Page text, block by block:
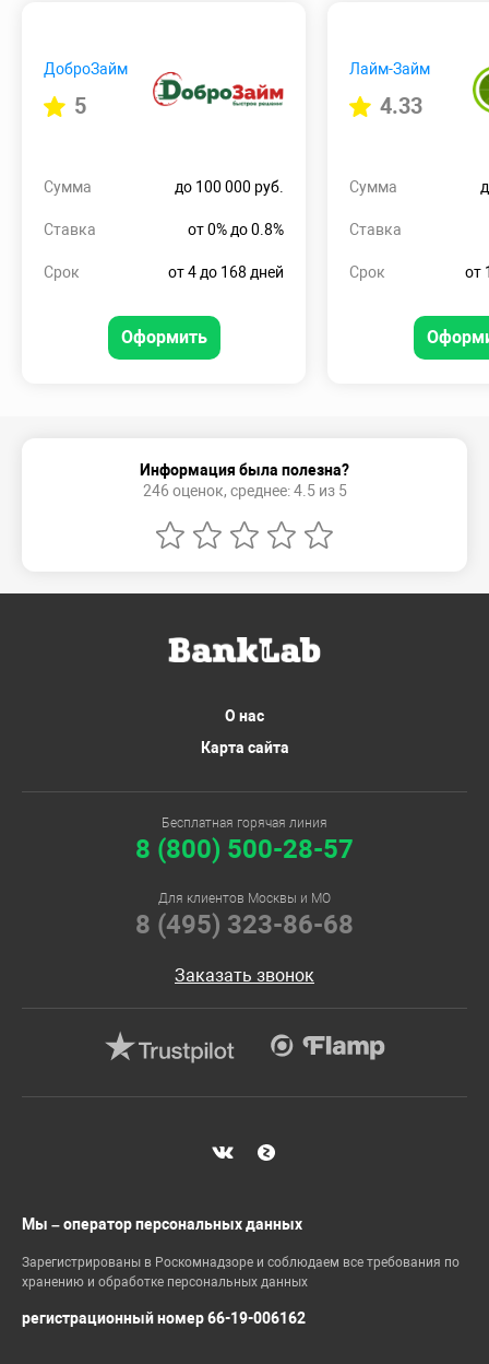
ДоброЗайм
5
Сумма до 100 000 руб.
Ставка от 0% до 0.8%
Срок от 4 до 168 дней
Оформить
Лайм-Займ
4.33
Сумма
Ставка
Срок от
Информация была полезна?
246 оценок, среднее: 4.5 из 5
О нас
Карта сайта
Бесплатная горячая линия
8 (800) 500-28-57
Для клиентов Москвы и МО
8 (495) 323-86-68
Заказать звонок
Мы – оператор персональных данных
Зарегистрированы в Роскомнадзоре и соблюдаем все требования по
хранению и обработке персональных данных
регистрационный номер 66-19-006162